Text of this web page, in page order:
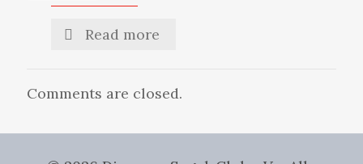
Read more
Comments are closed.